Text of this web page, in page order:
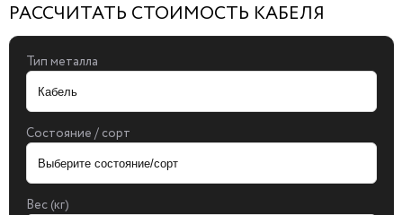
РАССЧИТАТЬ СТОИМОСТЬ КАБЕЛЯ
Тип металла
Состояние / сорт
Вес (кг)